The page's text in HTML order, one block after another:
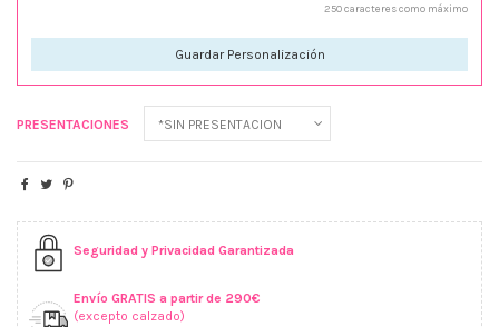
250 caracteres como máximo
Guardar Personalización
PRESENTACIONES
Seguridad y Privacidad Garantizada
Envío GRATIS a partir de 290€
(excepto calzado)